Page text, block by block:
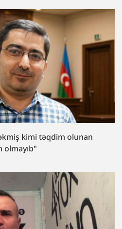
kimi təqdim olunan
olmayıb"